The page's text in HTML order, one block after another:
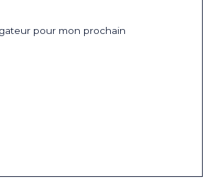
pour mon prochain